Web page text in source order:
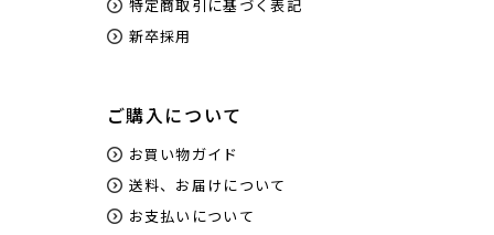
特定商取引に基づく表記
新卒採用
ご購入について
お買い物ガイド
送料、お届けについて
お支払いについて